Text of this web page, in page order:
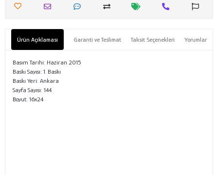
Ürün Açıklaması Garanti ve Teslimat Taksit Seçenekleri Yorumlar
Basım Tarihi: Haziran 2015
Baskı Sayısı: 1. Baskı
Baskı Yeri: Ankara
Sayfa Sayısı: 144
Boyut: 16x24